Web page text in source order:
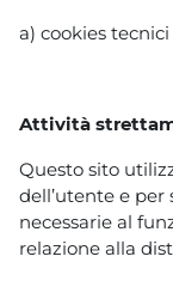
a) cookies
Attività
Questo sito
dell’utente e
necessarie al
relazione alla